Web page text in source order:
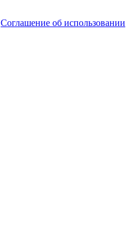
Соглашение об использовании